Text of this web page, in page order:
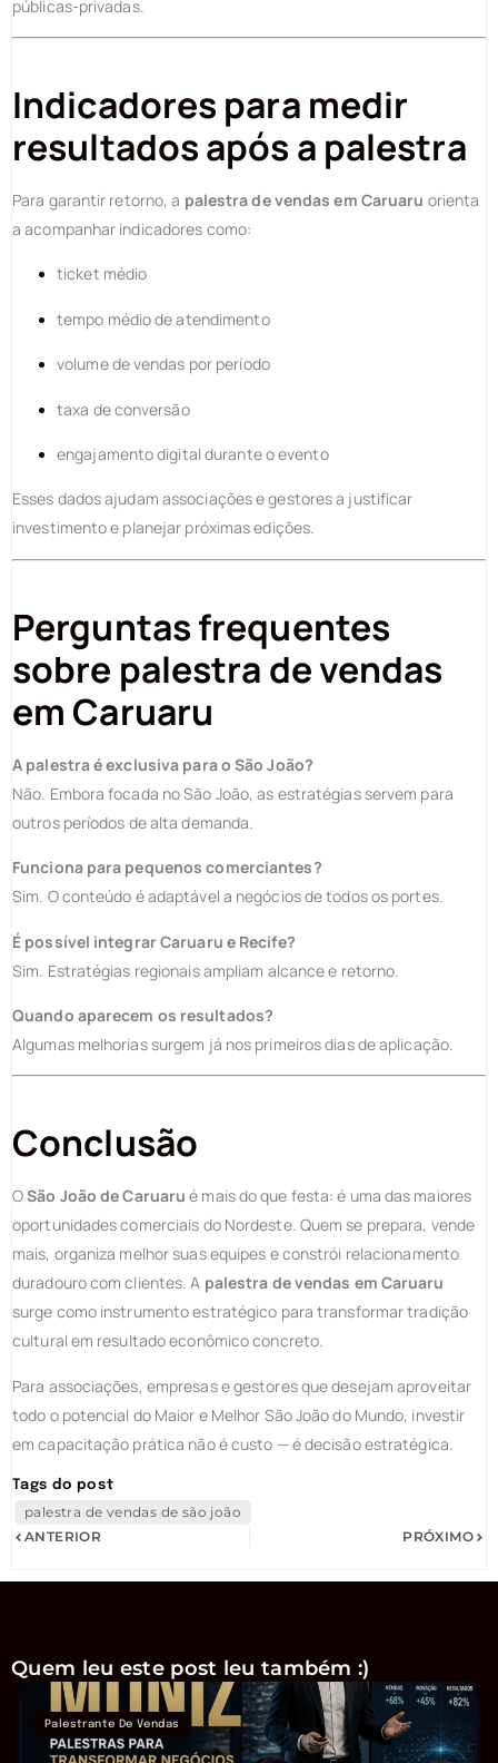
públicas-privadas.
Indicadores para medir
resultados após a palestra
Para garantir retorno, a palestra de vendas em Caruaru orienta
a acompanhar indicadores como:
ticket médio
tempo médio de atendimento
volume de vendas por período
taxa de conversão
engajamento digital durante o evento
Esses dados ajudam associações e gestores a justificar
investimento e planejar próximas edições.
Perguntas frequentes
sobre palestra de vendas
em Caruaru
A palestra é exclusiva para o São João?
Não. Embora focada no São João, as estratégias servem para
outros períodos de alta demanda.
Funciona para pequenos comerciantes?
Sim. O conteúdo é adaptável a negócios de todos os portes.
É possível integrar Caruaru e Recife?
Sim. Estratégias regionais ampliam alcance e retorno.
Quando aparecem os resultados?
Algumas melhorias surgem já nos primeiros dias de aplicação.
Conclusão
OSão João de Caruaru é mais do que festa: é uma das maiores
oportunidades comerciais do Nordeste. Quem se prepara, vende
mais, organiza melhor suas equipes e constrói relacionamento
duradouro com clientes. A palestra de vendas em Caruaru
surge como instrumento estratégico para transformar tradição
cultural em resultado econômico concreto.
Para associações, empresas e gestores que desejam aproveitar
todo o potencial do Maior e Melhor São João do Mundo, investir
em capacitação prática não é custo — é decisão estratégica.
Tags do post
palestra de vendas de são joão
ANTERIOR
PRÓXIMO
Quem leu este post leu também :)
Palestrante De Vendas